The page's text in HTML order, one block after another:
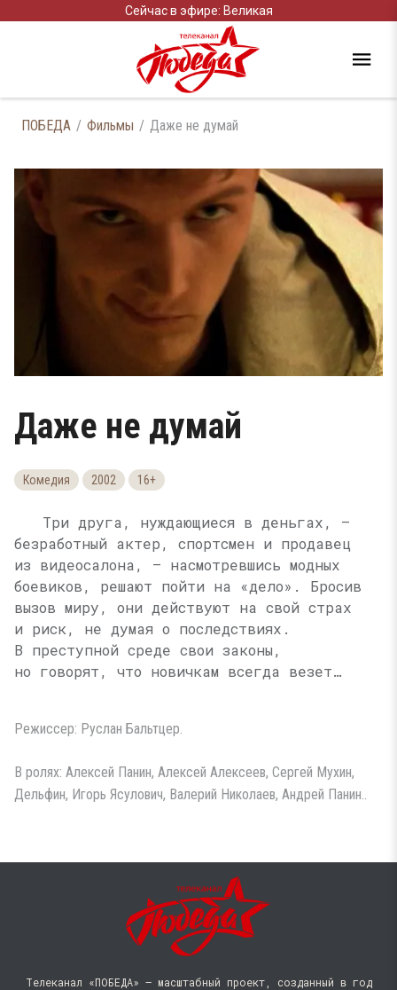
Сейчас в эфире: Великая
ПОБЕДА Фильмы Даже не думай
Даже не думай
Комедия 2002 16+
Три друга, нуждающиеся в деньгах, —
безработный актер, спортсмен и продавец
из видеосалона, — насмотревшись модных
боевиков, решают пойти на «дело». Бросив
вызов миру, они действуют на свой страх
и риск, не думая о последствиях.
В преступной среде свои законы,
но говорят, что новичкам всегда везет…
Режиссер: Руслан Бальтцер.
В ролях: Алексей Панин, Алексей Алексеев, Сергей Мухин,
Дельфин, Игорь Ясулович, Валерий Николаев, Андрей Панин..
Телеканал «ПОБЕДА» — масштабный проект, созданный в год